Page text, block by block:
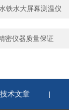
铁水大屏幕测温仪
密仪器质量保证
技术文章 |